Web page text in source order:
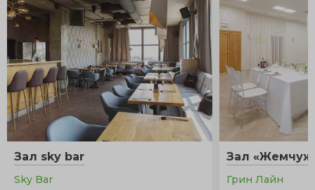
Зал sky bar
Sky Bar
Зал
Грин Лайн